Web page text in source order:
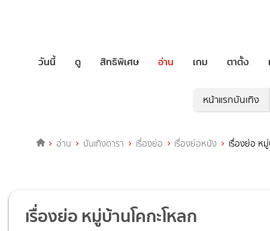
วันนี้ ดู สิทธิพิเศษ อ่าน เกม ตาตั้ง
หน้าแรกบันเทิง
อ่าน บันเทิงดารา เรื่องย่อ เรื่องย่อหนัง เรื่องย่อ ห
เรื่องย่อ หมู่บ้านโคกะโหลก